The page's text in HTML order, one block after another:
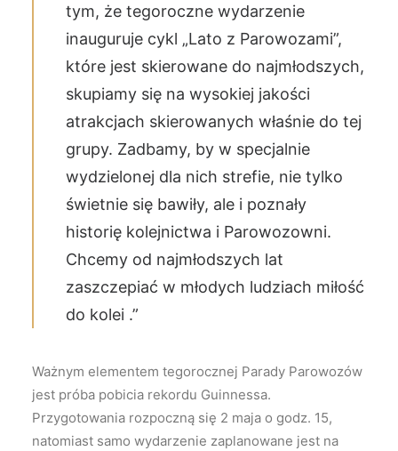
tym, że tegoroczne wydarzenie
inauguruje cykl „Lato z Parowozami”,
które jest skierowane do najmłodszych,
skupiamy się na wysokiej jakości
atrakcjach skierowanych właśnie do tej
grupy. Zadbamy, by w specjalnie
wydzielonej dla nich strefie, nie tylko
świetnie się bawiły, ale i poznały
historię kolejnictwa i Parowozowni.
Chcemy od najmłodszych lat
zaszczepiać w młodych ludziach miłość
do kolei .”
Ważnym elementem tegorocznej Parady Parowozów
jest próba pobicia rekordu Guinnessa.
Przygotowania rozpoczną się 2 maja o godz. 15,
natomiast samo wydarzenie zaplanowane jest na